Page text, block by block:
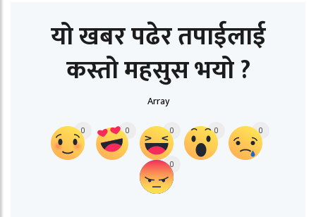
यो खबर पढेर तपाईलाई
कस्तो महसुस भयो ?
Array
0 0 0 0 0
0